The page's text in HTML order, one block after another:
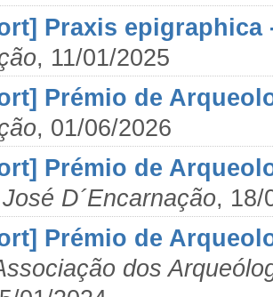
Praxis epigraphica
, 11/01/2025
Prémio de
, 01/06/2026
Prémio de
José D´Encarnação, 18/
Prémio de
dos